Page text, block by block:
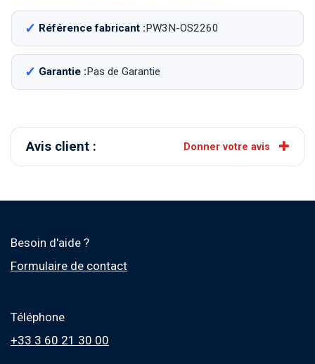
Référence fabricant :PW3N-OS2260
Garantie :Pas de Garantie
Avis client : Donner votre avis
Besoin d'aide ?
Formulaire de contact
Téléphone
+33 3 60 21 30 00